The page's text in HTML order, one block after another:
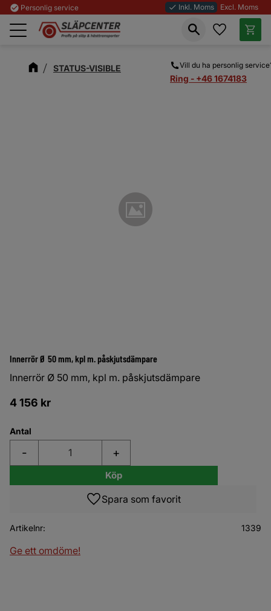
Meny
check_circle Personlig service done Inkl. Moms Excl. Moms
Vill du ha personlig
Ring - +46 1674183
Favoriter
STATUS-VISIBLE
Innerrör Ø 50 mm, kpl m. påskjutsdämpare
Innerrör Ø 50 mm, kpl m. påskjutsdämpare
4 156 kr
Antal
+
-
Köp
Lägg till i favoriter
Artikelnr 1339
Ge ett omdöme!